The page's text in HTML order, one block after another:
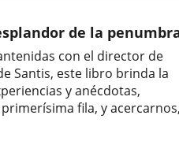
de la
con el director de
Santis, este libro brinda la
y anécdotas,
fila, y